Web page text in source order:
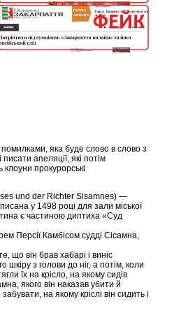
яка буде слово в слово з
апеляції, які потім
клоуни прокурорські
und der Richter Sisamnes) —
у 1498 році для зали міської
є частиною диптиха «Суд
Персії Камбісом судді Сісамна,
що він брав хабарі і виніс
з голови до ніг, а потім, коли
їх на крісло, на якому сидів
якого він наказав убити й
на якому кріслі він сидить і